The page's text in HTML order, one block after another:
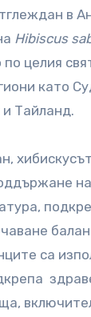
в
Hibiscus
целия
като
и Тайланд.
са